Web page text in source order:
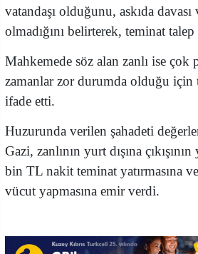
vatandaşı olduğunu, askıda davası
olmadığını belirterek, teminat talep
Mahkemede söz alan zanlı ise
zamanlar zor durumda olduğu için
ifade etti.
Huzurunda verilen şahadeti
Gazi, zanlının yurt dışına
bin TL nakit teminat yatırmasına
vücut yapmasına emir verdi.